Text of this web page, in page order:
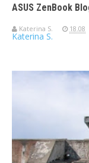
ASUS ZenBook
Katerina S. 18.08
Katerina S.